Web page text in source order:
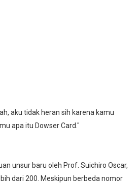
aku tidak heran sih karena kamu
apa itu Dowser Card."
unsur baru oleh Prof. Suichiro Oscar,
dari 200. Meskipun berbeda nomor